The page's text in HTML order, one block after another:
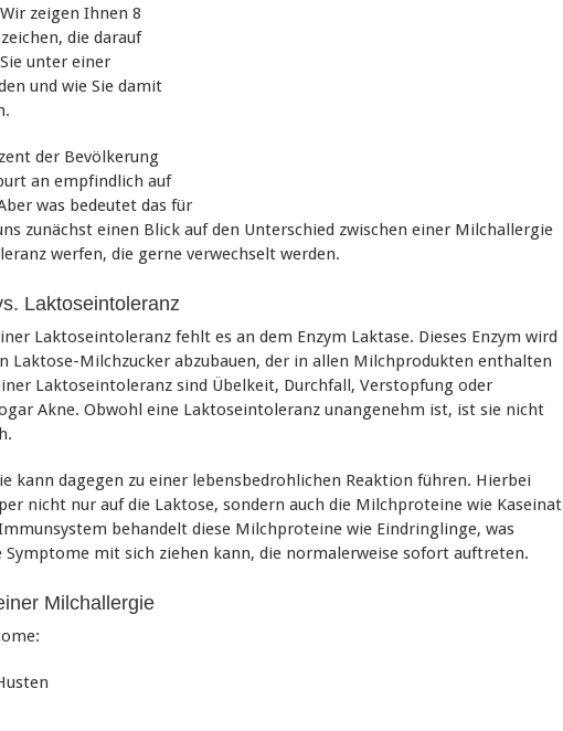
zeigen Ihnen 8
die darauf
unter einer
und wie Sie damit
der Bevölkerung
an empfindlich auf
was bedeutet das für
zunächst einen Blick auf den Unterschied zwischen einer Milchallergie
werfen, die gerne verwechselt werden.
Laktoseintoleranz
Laktoseintoleranz fehlt es an dem Enzym Laktase. Dieses Enzym wird
Laktose-Milchzucker abzubauen, der in allen Milchprodukten enthalten
Laktoseintoleranz sind Übelkeit, Durchfall, Verstopfung oder
Akne. Obwohl eine Laktoseintoleranz unangenehm ist, ist sie nicht
kann dagegen zu einer lebensbedrohlichen Reaktion führen. Hierbei
nicht nur auf die Laktose, sondern auch die Milchproteine wie Kaseinat
behandelt diese Milchproteine wie Eindringlinge, was
Symptome mit sich ziehen kann, die normalerweise sofort auftreten.
Milchallergie